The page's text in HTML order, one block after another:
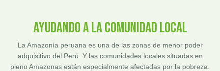
AYUDANDO A LA COMUNIDAD LOCAL
La Amazonía peruana es una de las zonas de menor poder
adquisitivo del Perú. Y las comunidades locales situadas en
pleno Amazonas están especialmente afectadas por la pobreza.